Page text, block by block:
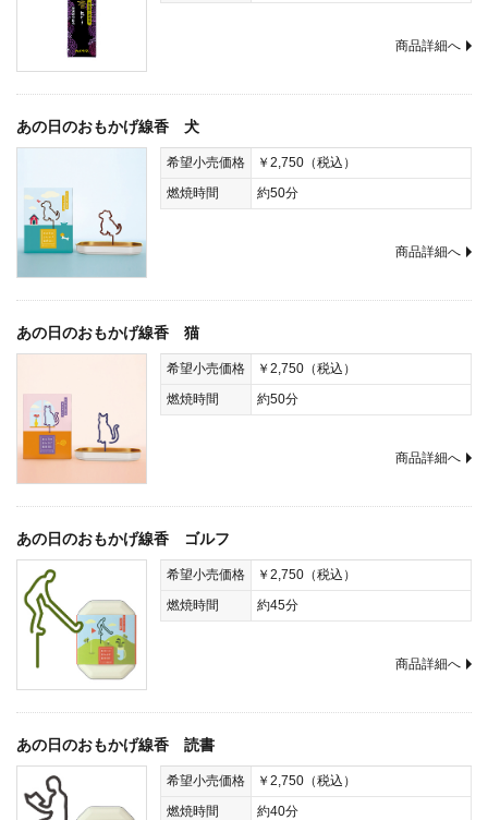
商品詳細へ
あの日のおもかげ線香 犬
希望小売価格
￥2,750（税込）
燃焼時間
約50分
商品詳細へ
あの日のおもかげ線香 猫
希望小売価格
￥2,750（税込）
燃焼時間
約50分
商品詳細へ
あの日のおもかげ線香 ゴルフ
希望小売価格
￥2,750（税込）
燃焼時間
約45分
商品詳細へ
あの日のおもかげ線香 読書
希望小売価格
￥2,750（税込）
燃焼時間
約40分